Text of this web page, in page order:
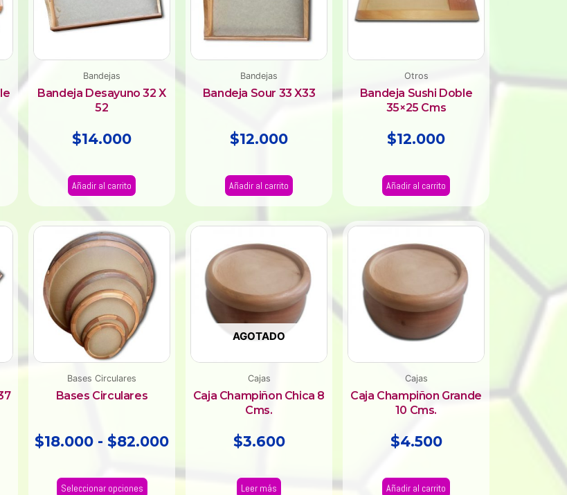
Bandejas
Bandeja Desayuno 32 X
52
$14.000
Añadir al carrito
Bandejas
Bandeja Sour 33 X33
$12.000
Añadir al carrito
Otros
Bandeja Sushi Doble
35×25 Cms
$12.000
Añadir al carrito
Bases Circulares
Bases Circulares
$18.000 - $82.000
Rango
de
precios:
desde
$18.000
Seleccionar opciones
Este
tiene
múltiples
variantes.
Las
pueden
en
de
AGOTADO
Cajas
Caja Champiñon Chica 8
Cms.
$3.600
Leer más
Cajas
Caja Champiñon Grande
10 Cms.
$4.500
Añadir al carrito